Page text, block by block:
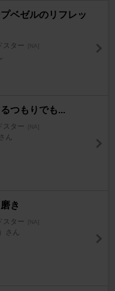
ベゼルのリフレッ
スター [NA]
つもりでも...
スター [NA]
ん
き
スター [NA]
さん